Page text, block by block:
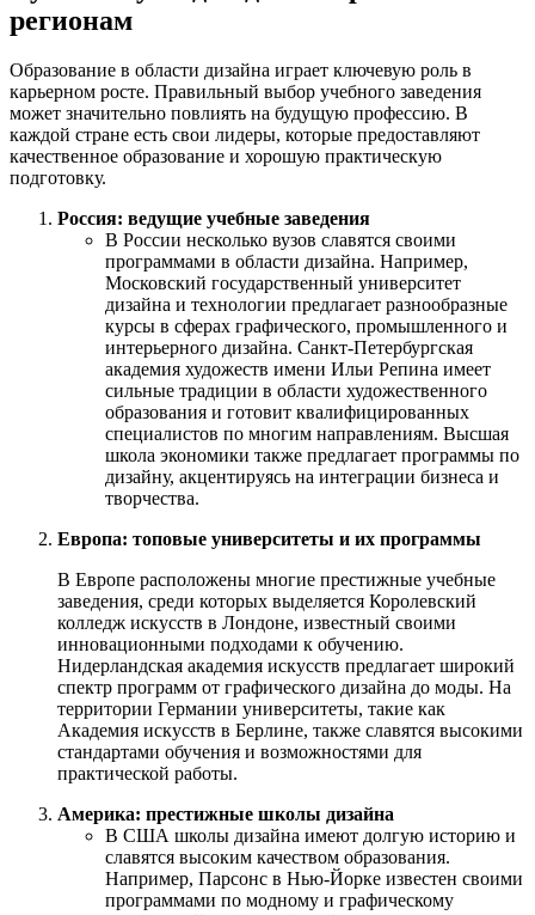
регионам
Образование в области дизайна играет ключевую роль в
карьерном росте. Правильный выбор учебного заведения
может значительно повлиять на будущую профессию. В
каждой стране есть свои лидеры, которые предоставляют
качественное образование и хорошую практическую
подготовку.
Россия: ведущие учебные заведения
В России несколько вузов славятся своими
программами в области дизайна. Например,
Московский государственный университет
дизайна и технологии предлагает разнообразные
курсы в сферах графического, промышленного и
интерьерного дизайна. Санкт-Петербургская
академия художеств имени Ильи Репина имеет
сильные традиции в области художественного
образования и готовит квалифицированных
специалистов по многим направлениям. Высшая
школа экономики также предлагает программы по
дизайну, акцентируясь на интеграции бизнеса и
творчества.
Европа: топовые университеты и их программы
В Европе расположены многие престижные учебные
заведения, среди которых выделяется Королевский
колледж искусств в Лондоне, известный своими
инновационными подходами к обучению.
Нидерландская академия искусств предлагает широкий
спектр программ от графического дизайна до моды. На
территории Германии университеты, такие как
Академия искусств в Берлине, также славятся высокими
стандартами обучения и возможностями для
практической работы.
Америка: престижные школы дизайна
В США школы дизайна имеют долгую историю и
славятся высоким качеством образования.
Например, Парсонс в Нью-Йорке известен своими
программами по модному и графическому